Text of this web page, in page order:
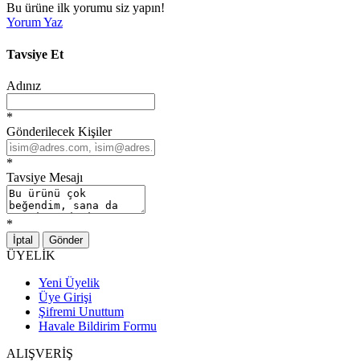
Bu ürüne ilk yorumu siz yapın!
Yorum Yaz
Tavsiye Et
Adınız
*
Gönderilecek Kişiler
*
Tavsiye Mesajı
*
İptal Gönder
ÜYELİK
Yeni Üyelik
Üye Girişi
Şifremi Unuttum
Havale Bildirim Formu
ALIŞVERİŞ